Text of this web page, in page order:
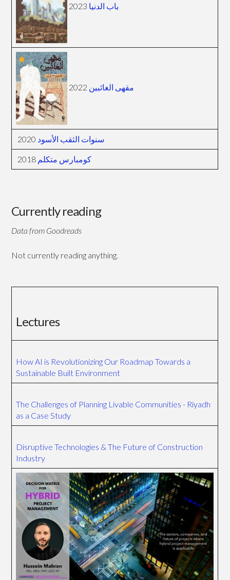
باب الدنيا
مقهى الغائبين
سنوات الثقب الأسود
كومبارس متكلم
Currently reading
Data from Goodreads
Not currently reading anything.
Lectures
How AI is Revolutionizing Our Roadmap Towards a
Sustainable Built Environment
The Challenges of Planning Livable Communities - Riyadh
as a Case Study
Disruptive Technologies & The Future of Construction
Industry